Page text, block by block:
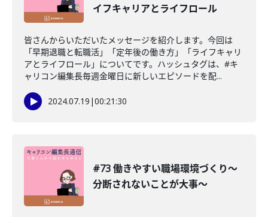
イフキャリアとライフロール
皆さんからいただいたメッセージを紹介します。今回は
「早期退職と転職活」「定年後の働き方」「ライフキャリ
アとライフロール」についてです。ハッシュタグは、#キ
ャリコン編集長毎週金曜日に新しいエピソードを配...
2024.07.19 |00:21:30
#73 働きやすい職場環境づくり〜
分断されないことが大事〜